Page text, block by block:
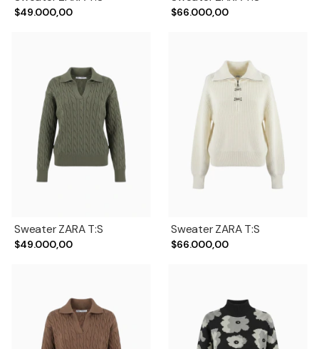
$49.000,00 $66.000,00
Sweater ZARA T:S
$49.000,00
Sweater ZARA T:S
$66.000,00